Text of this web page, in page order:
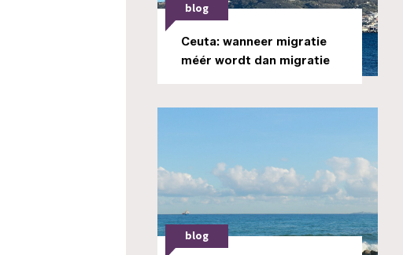
blog
Ceuta: wanneer migratie
méér wordt dan migratie
blog